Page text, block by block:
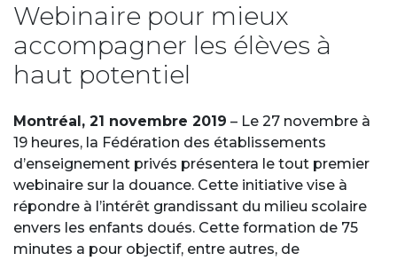
Webinaire pour mieux
accompagner les élèves à
haut potentiel
Montréal, 21 novembre 2019 – Le 27 novembre à
19 heures, la Fédération des établissements
d’enseignement privés présentera le tout premier
webinaire sur la douance. Cette initiative vise à
répondre à l’intérêt grandissant du milieu scolaire
envers les enfants doués. Cette formation de 75
minutes a pour objectif, entre autres, de